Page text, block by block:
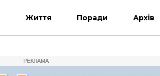
Життя Поради Архів
РЕКЛАМА